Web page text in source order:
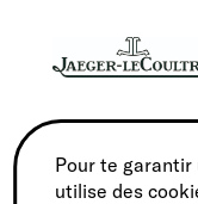
Partenaire régional
Pour te garantir
utilise des